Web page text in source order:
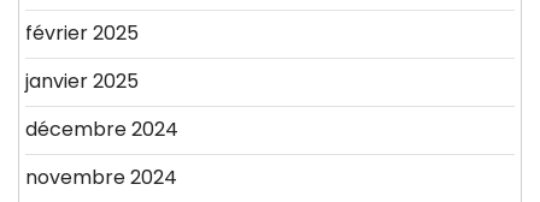
février 2025
janvier 2025
décembre 2024
novembre 2024